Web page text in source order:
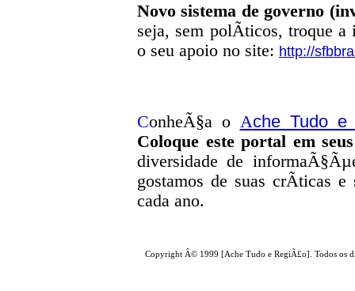
Novo sistema de governo
seja, sem polÃ­ticos, troque a
o seu apoio no site: http://
ConheÃ§a o Ache Tudo e
Coloque este portal em
diversidade de
gostamos de suas crÃ­ticas
cada ano.
Copyright Â© 1999 [Ache Tudo e RegiÃ£o]. Todos os